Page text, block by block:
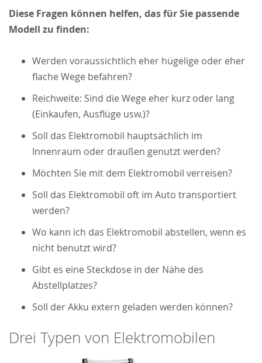
Diese Fragen können helfen, das für Sie passende
Modell zu finden:
Werden voraussichtlich eher hügelige oder eher
flache Wege befahren?
Reichweite: Sind die Wege eher kurz oder lang
(Einkaufen, Ausflüge usw.)?
Soll das Elektromobil hauptsächlich im
Innenraum oder draußen genutzt werden?
Möchten Sie mit dem Elektromobil verreisen?
Soll das Elektromobil oft im Auto transportiert
werden?
Wo kann ich das Elektromobil abstellen, wenn es
nicht benutzt wird?
Gibt es eine Steckdose in der Nähe des
Abstellplatzes?
Soll der Akku extern geladen werden können?
Drei Typen von Elektromobilen